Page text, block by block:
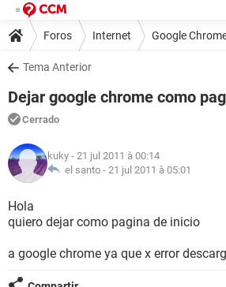
Foros Internet Google
Tema Anterior
Dejar google chrome como
Cerrado
kuky - 21 jul 2011 à 00:14
el santo - 21 jul 2011 à 05:01
Hola
quiero dejar como pagina de inicio
a google chrome ya que x error